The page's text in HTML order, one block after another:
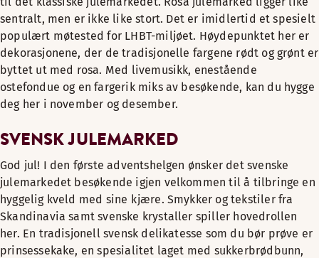
sentralt, men er ikke like stort. Det er imidlertid et spesielt
populært møtested for LHBT-miljøet. Høydepunktet her er
dekorasjonene, der de tradisjonelle fargene rødt og grønt er
byttet ut med rosa. Med livemusikk, enestående
ostefondue og en fargerik miks av besøkende, kan du hygge
deg her i november og desember.
SVENSK JULEMARKED
God jul! I den første adventshelgen ønsker det svenske
julemarkedet besøkende igjen velkommen til å tilbringe en
hyggelig kveld med sine kjære. Smykker og tekstiler fra
Skandinavia samt svenske krystaller spiller hovedrollen
her. En tradisjonell svensk delikatesse som du bør prøve er
prinsessekake, en spesialitet laget med sukkerbrødbunn,